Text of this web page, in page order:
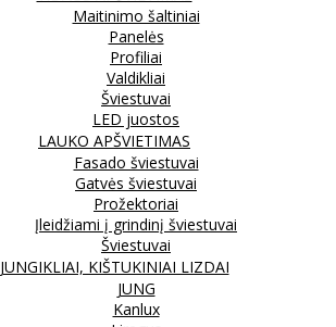
Maitinimo šaltiniai
Panelės
Profiliai
Valdikliai
Šviestuvai
LED juostos
LAUKO APŠVIETIMAS
Fasado šviestuvai
Gatvės šviestuvai
Prožektoriai
Įleidžiami į grindinį šviestuvai
Šviestuvai
JUNGIKLIAI, KIŠTUKINIAI LIZDAI
JUNG
Kanlux